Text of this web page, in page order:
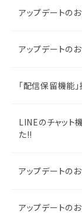
アップデートの
アップデートの
「配信保留機能
LINEのチャット
た!!
アップデートの
アップデートの